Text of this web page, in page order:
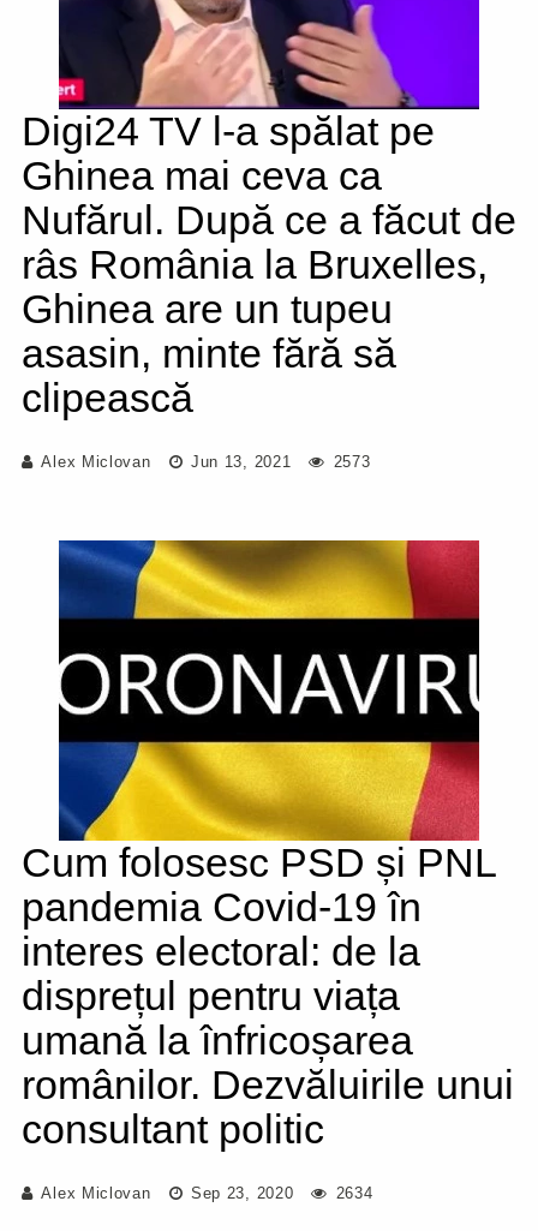
Digi24 TV l-a spălat pe
Ghinea mai ceva ca
Nufărul. După ce a făcut de
râs România la Bruxelles,
Ghinea are un tupeu
asasin, minte fără să
clipească
Alex Miclovan Jun 13, 2021 2573
Cum folosesc PSD și PNL
pandemia Covid-19 în
interes electoral: de la
disprețul pentru viața
umană la înfricoșarea
românilor. Dezvăluirile unui
consultant politic
Alex Miclovan Sep 23, 2020 2634